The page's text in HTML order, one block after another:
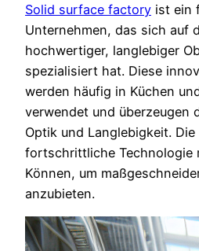
Solid surface factory ist ein
Unternehmen, das sich auf
hochwertiger, langlebiger
spezialisiert hat. Diese
werden häufig in Küchen
verwendet und überzeugen
Optik und Langlebigkeit.
fortschrittliche Technologie
Können, um
anzubieten.